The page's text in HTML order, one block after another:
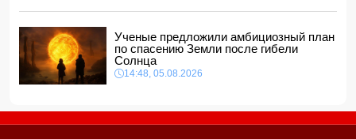
Ученые предложили амбициозный план
по спасению Земли после гибели
Солнца
14:48, 05.08.2026